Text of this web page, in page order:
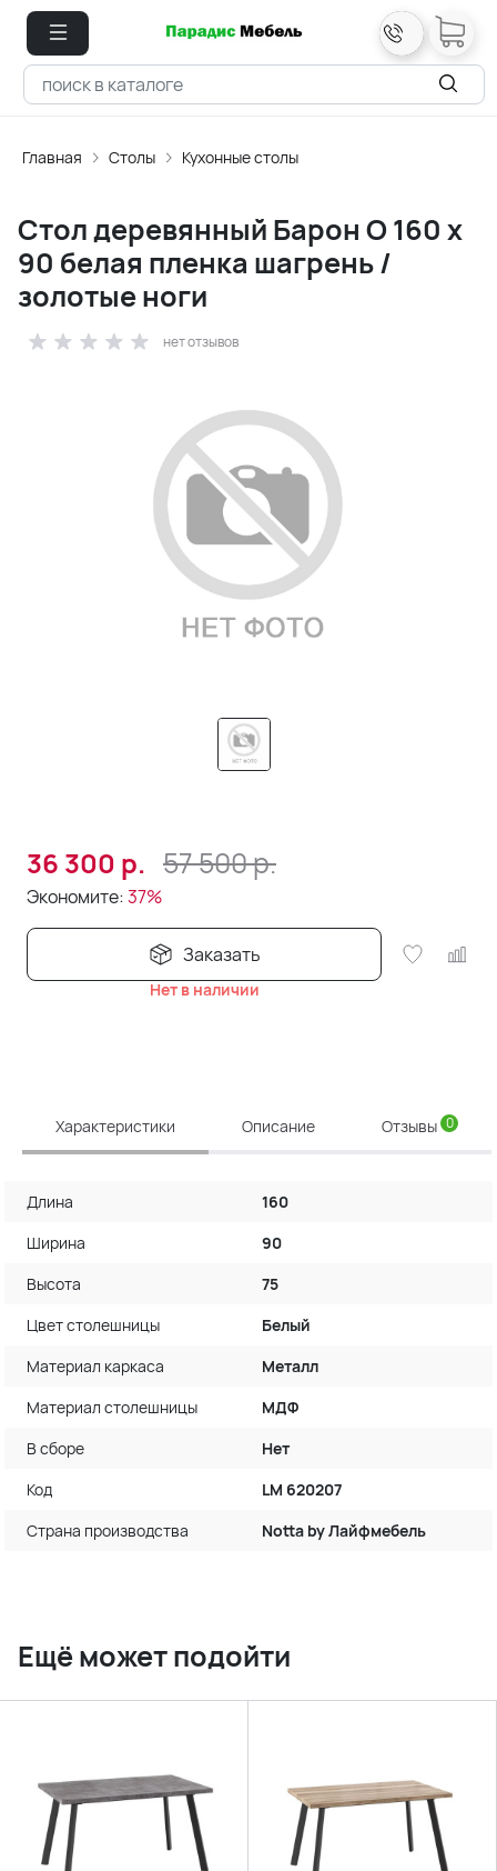
Главная Столы Кухонные столы
Стол деревянный Барон О 160 х
90 белая пленка шагрень /
золотые ноги
нет отзывов
36 300 р. 57 500р.
Экономите:37%
Заказать
Нет в наличии
Характеристики Описание Отзывы 0
Длина
160
Ширина
90
Высота
75
Цвет столешницы
Белый
Материал каркаса
Металл
Материал столешницы
МДФ
В сборе
Нет
Код
LM 620207
Страна производства
Notta by Лайфмебель
Ещё может подойти